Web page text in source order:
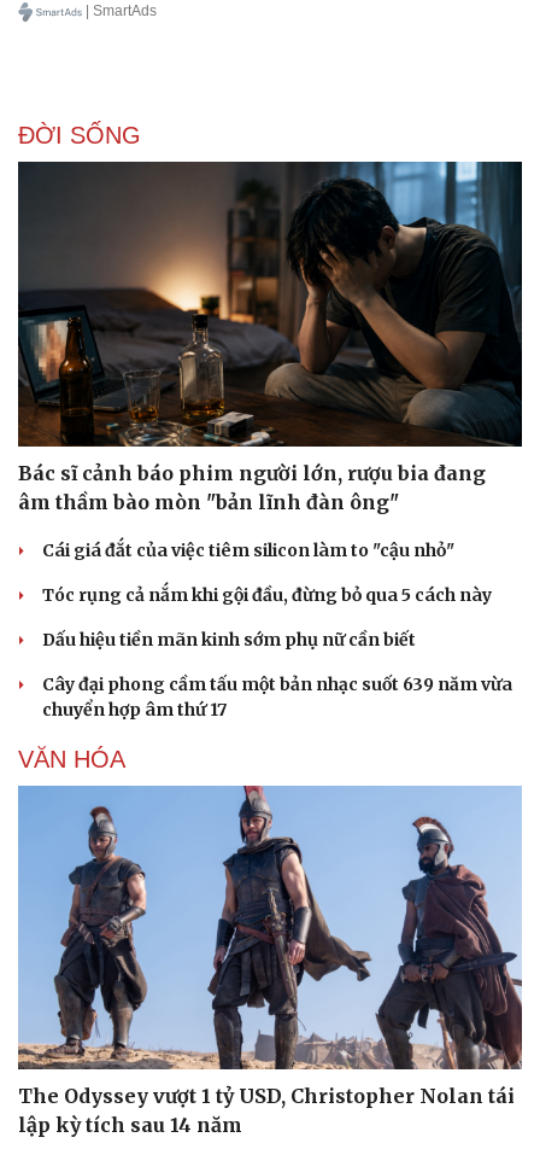
Sức khỏe
Dinh dưỡng - món ngon
Cây thuốc
Sản phụ khoa
Nhi khoa
Đời sống
Nhà đẹp
Blog
Tình yêu - Gia đình
| SmartAds
ĐỜI SỐNG
Bác sĩ cảnh báo phim người lớn, rượu bia đang
âm thầm bào mòn "bản lĩnh đàn ông"
Cái giá đắt của việc tiêm silicon làm to "cậu nhỏ"
Tóc rụng cả nắm khi gội đầu, đừng bỏ qua 5 cách này
Dấu hiệu tiền mãn kinh sớm phụ nữ cần biết
Cây đại phong cầm tấu một bản nhạc suốt 639 năm vừa
chuyển hợp âm thứ 17
VĂN HÓA
The Odyssey vượt 1 tỷ USD, Christopher Nolan tái
lập kỳ tích sau 14 năm